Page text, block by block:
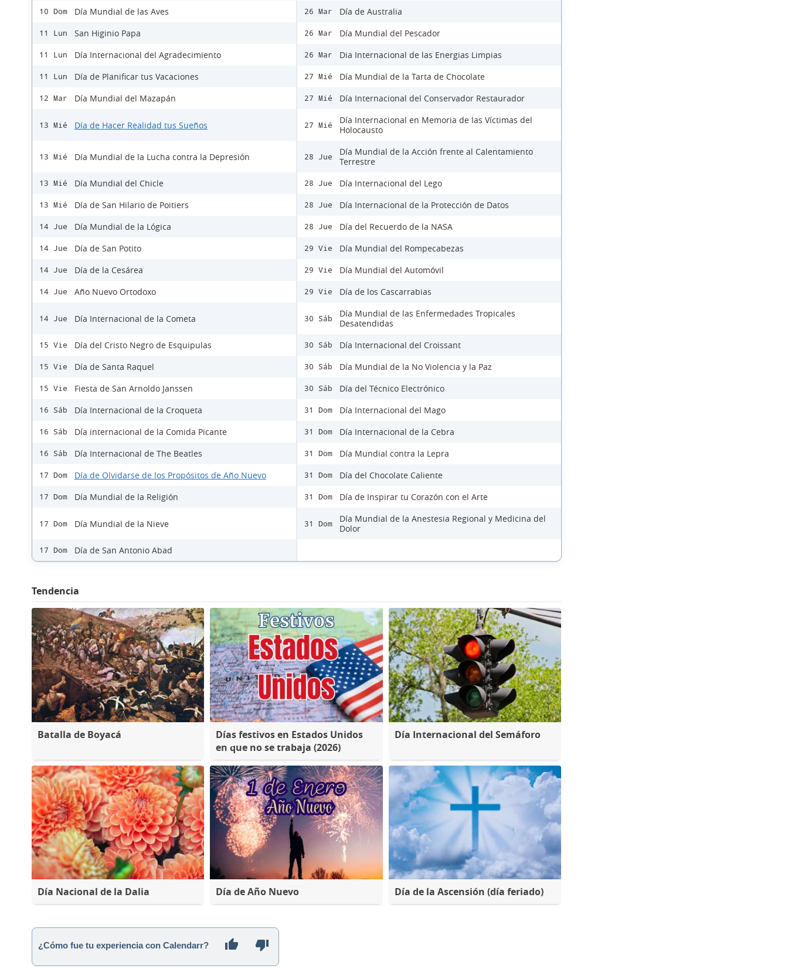
10 Dom Día Mundial de las Aves
11 Lun San Higinio Papa
11 Lun Día Internacional del Agradecimiento
11 Lun Día de Planificar tus Vacaciones
12 Mar Día Mundial del Mazapán
13 Mié Día de Hacer Realidad tus Sueños
13 Mié Día Mundial de la Lucha contra la Depresión
13 Mié Día Mundial del Chicle
13 Mié Día de San Hilario de Poitiers
14 Jue Día Mundial de la Lógica
14 Jue Día de San Potito
14 Jue Día de la Cesárea
14 Jue Año Nuevo Ortodoxo
14 Jue Día Internacional de la Cometa
15 Vie Día del Cristo Negro de Esquipulas
15 Vie Día de Santa Raquel
15 Vie Fiesta de San Arnoldo Janssen
16 Sáb Día Internacional de la Croqueta
16 Sáb Día internacional de la Comida Picante
16 Sáb Día Internacional de The Beatles
17 Dom Día de Olvidarse de los Propósitos de Año Nuevo
17 Dom Día Mundial de la Religión
17 Dom Día Mundial de la Nieve
17 Dom Día de San Antonio Abad
26 Mar Día de Australia
26 Mar Día Mundial del Pescador
26 Mar Dia Internacional de las Energias Limpias
27 Mié Día Mundial de la Tarta de Chocolate
27 Mié Día Internacional del Conservador Restaurador
27 Mié
Día Internacional en Memoria de las Víctimas del
Holocausto
28 Jue
Día Mundial de la Acción frente al Calentamiento
Terrestre
28 Jue Día Internacional del Lego
28 Jue Día Internacional de la Protección de Datos
28 Jue Día del Recuerdo de la NASA
29 Vie Día Mundial del Rompecabezas
29 Vie Día Mundial del Automóvil
29 Vie Día de los Cascarrabias
30 Sáb
Día Mundial de las Enfermedades Tropicales
Desatendidas
30 Sáb Día Internacional del Croissant
30 Sáb Día Mundial de la No Violencia y la Paz
30 Sáb Día del Técnico Electrónico
31 Dom Día Internacional del Mago
31 Dom Día Internacional de la Cebra
31 Dom Día Mundial contra la Lepra
31 Dom Día del Chocolate Caliente
31 Dom Día de Inspirar tu Corazón con el Arte
31 Dom
Día Mundial de la Anestesia Regional y Medicina del
Dolor
Tendencia
Batalla de Boyacá
Días festivos en Estados Unidos
en que no se trabaja (2026)
Día Internacional del Semáforo
Día Nacional de la Dalia Día de Año Nuevo Día de la Ascensión (día feriado)
¿Cómo fue tu experiencia con Calendarr?